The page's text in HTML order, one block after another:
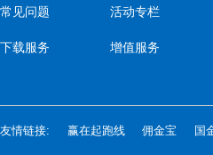
常见问题
下载服务
活动专栏
增值服务
友情链接: 赢在起跑线 佣金宝 国